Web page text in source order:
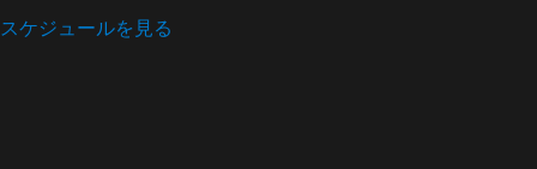
スケジュールを見る